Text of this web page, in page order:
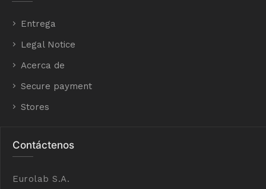
Entrega
Legal Notice
Acerca de
Secure payment
Stores
Contáctenos
Eurolab S.A.